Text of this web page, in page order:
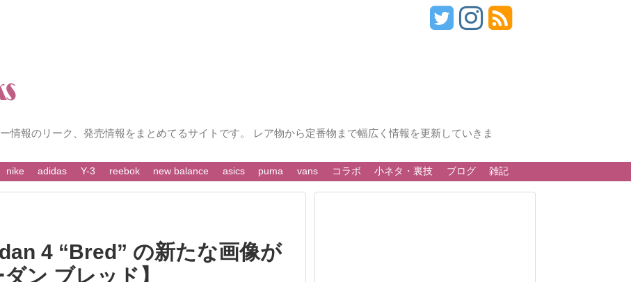
報のリーク、発売情報をまとめてるサイトです。 レア物から定番物まで幅広く情報を更新していきま
nike adidas Y-3 reebok new balance asics puma vans コラボ 小ネタ・裏技 ブログ 雑記
4 “Bred” の新たな画像が
ン ブレッド】